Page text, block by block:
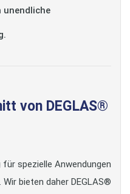
unendliche
von DEGLAS®
spezielle Anwendungen
bieten daher DEGLAS®